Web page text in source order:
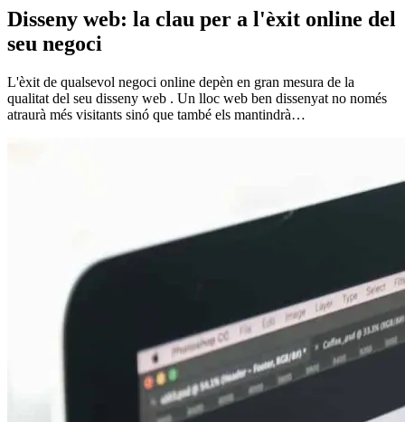
Disseny web: la clau per a l'èxit online del
seu negoci
L'èxit de qualsevol negoci online depèn en gran mesura de la
qualitat del seu disseny web . Un lloc web ben dissenyat no només
atraurà més visitants sinó que també els mantindrà…